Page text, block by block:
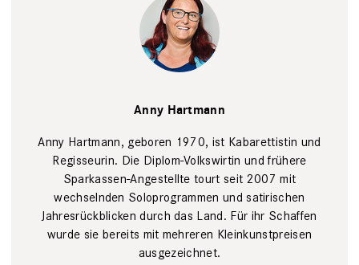
Anny Hartmann
Anny Hartmann, geboren 1970, ist Kabarettistin und
Regisseurin. Die Diplom-Volkswirtin und frühere
Sparkassen-Angestellte tourt seit 2007 mit
wechselnden Soloprogrammen und satirischen
Jahresrückblicken durch das Land. Für ihr Schaffen
wurde sie bereits mit mehreren Kleinkunstpreisen
ausgezeichnet.